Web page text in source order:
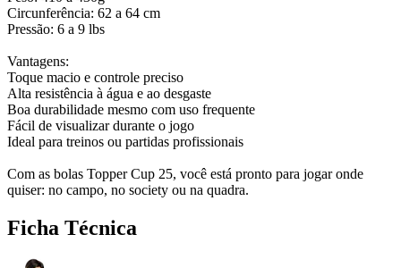
Circunferência: 62 a 64 cm
Pressão: 6 a 9 lbs
Vantagens:
Toque macio e controle preciso
Alta resistência à água e ao desgaste
Boa durabilidade mesmo com uso frequente
Fácil de visualizar durante o jogo
Ideal para treinos ou partidas profissionais
Com as bolas Topper Cup 25, você está pronto para jogar onde
quiser: no campo, no society ou na quadra.
Ficha Técnica